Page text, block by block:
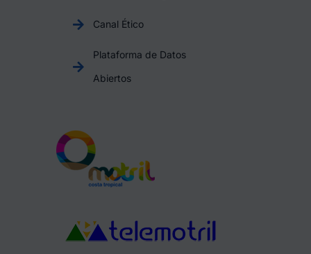
Canal Ético
Plataforma de Datos
Abiertos